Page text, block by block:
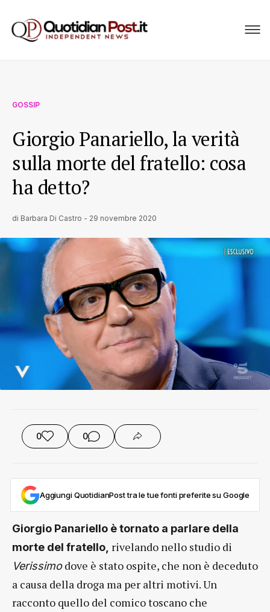
GOSSIP
Giorgio Panariello, la verità
sulla morte del fratello: cosa
ha detto?
di Barbara Di Castro - 29 novembre 2020
0 0
Aggiungi QuotidianPost tra le tue fonti preferite su Google
Giorgio Panariello è tornato a parlare della
morte del fratello, rivelando nello studio di
Verissimodove è stato ospite, che non è deceduto
a causa della droga ma per altri motivi. Un
racconto quello del comico toscano che